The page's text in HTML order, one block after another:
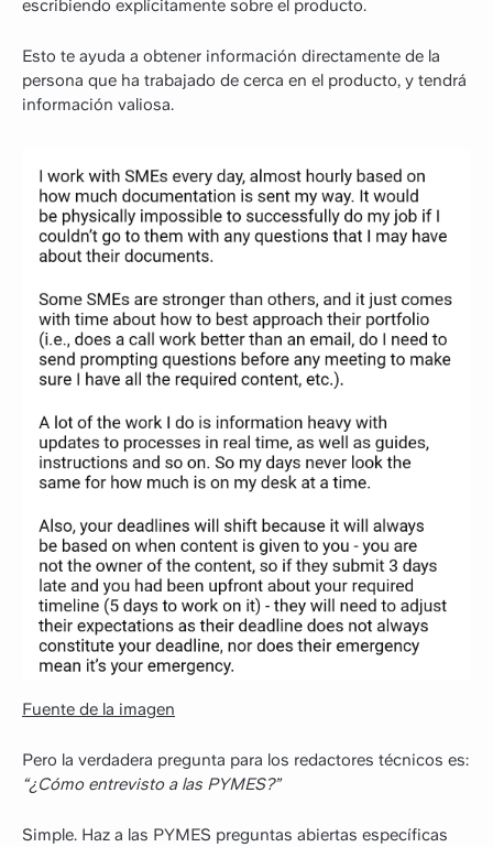
escribiendo explícitamente sobre el producto.
Esto te ayuda a obtener información directamente de la
persona que ha trabajado de cerca en el producto, y tendrá
información valiosa.
Fuente de la imagen
Pero la verdadera pregunta para los redactores técnicos es:
“¿Cómo entrevisto a las PYMES?”
Simple. Haz a las PYMES preguntas abiertas específicas